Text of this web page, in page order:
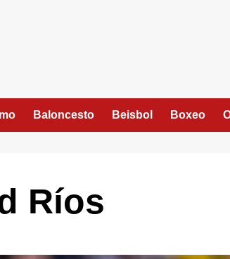
Baloncesto Beisbol Boxeo
Ríos